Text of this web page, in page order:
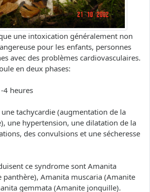
une intoxication généralement non
pour les enfants, personnes
avec des problèmes cardiovasculaires.
en deux phases:
4 heures
tachycardie (augmentation de la
une hypertension, une dilatation de la
des convulsions et une sécheresse
ce syndrome sont Amanita
panthère), Amanita muscaria (Amanite
gemmata (Amanite jonquille).